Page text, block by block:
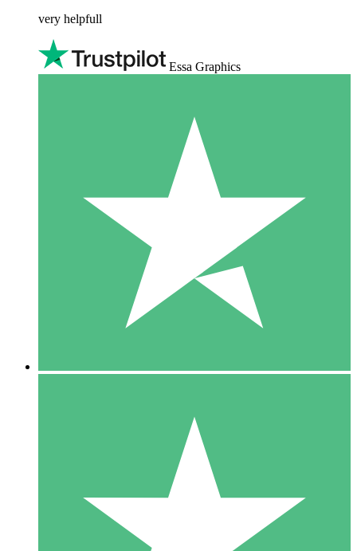
very helpfull
Essa Graphics